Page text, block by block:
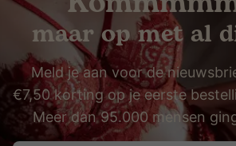
maar op met al
Meld je aan voor de
€7,50 korting op je eerste
Meer dan 95.000 mensen